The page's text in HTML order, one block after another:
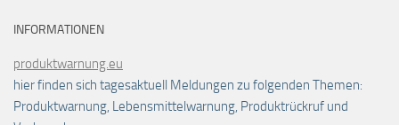
INFORMATIONEN
produktwarnung.eu
hier finden sich tagesaktuell Meldungen zu folgenden Themen:
Produktwarnung, Lebensmittelwarnung, Produktrückruf und